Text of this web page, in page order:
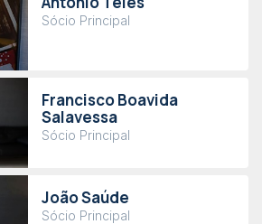
Sócio Principal
Francisco Boavida
Salavessa
Sócio Principal
João Saúde
Sócio Principal